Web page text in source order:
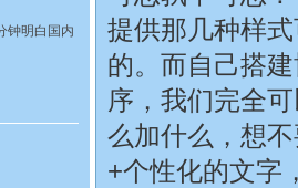
明白国内
提供那几种样
的。而自己搭
序，我们完全
么加什么，想
+个性化的文字